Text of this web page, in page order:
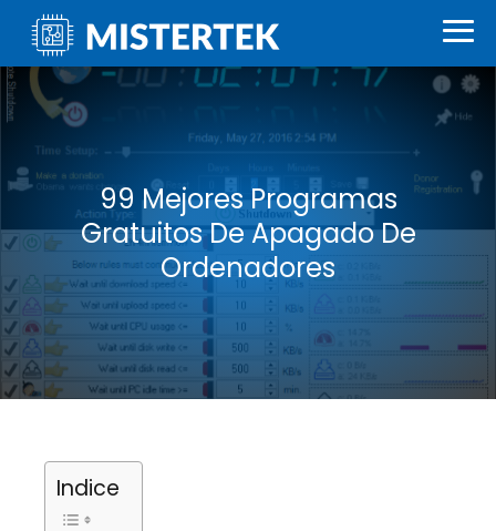
99 Mejores Programas
Gratuitos De Apagado De
Ordenadores
Indice